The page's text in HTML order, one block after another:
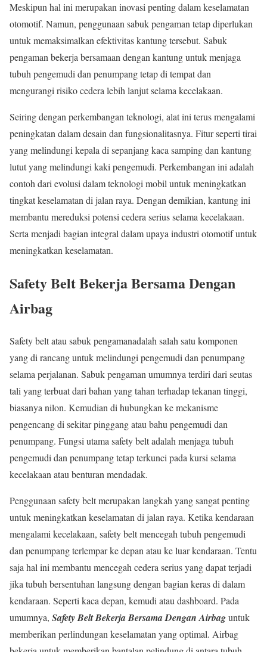
Meskipun hal ini merupakan inovasi penting dalam keselamatan
otomotif. Namun, penggunaan sabuk pengaman tetap diperlukan
untuk memaksimalkan efektivitas kantung tersebut. Sabuk
pengaman bekerja bersamaan dengan kantung untuk menjaga
tubuh pengemudi dan penumpang tetap di tempat dan
mengurangi risiko cedera lebih lanjut selama kecelakaan.
Seiring dengan perkembangan teknologi, alat ini terus mengalami
peningkatan dalam desain dan fungsionalitasnya. Fitur seperti tirai
yang melindungi kepala di sepanjang kaca samping dan kantung
lutut yang melindungi kaki pengemudi. Perkembangan ini adalah
contoh dari evolusi dalam teknologi mobil untuk meningkatkan
tingkat keselamatan di jalan raya. Dengan demikian, kantung ini
membantu mereduksi potensi cedera serius selama kecelakaan.
Serta menjadi bagian integral dalam upaya industri otomotif untuk
meningkatkan keselamatan.
Safety Belt Bekerja Bersama Dengan
Airbag
Safety belt atau sabuk pengamanadalah salah satu komponen
yang di rancang untuk melindungi pengemudi dan penumpang
selama perjalanan. Sabuk pengaman umumnya terdiri dari seutas
tali yang terbuat dari bahan yang tahan terhadap tekanan tinggi,
biasanya nilon. Kemudian di hubungkan ke mekanisme
pengencang di sekitar pinggang atau bahu pengemudi dan
penumpang. Fungsi utama safety belt adalah menjaga tubuh
pengemudi dan penumpang tetap terkunci pada kursi selama
kecelakaan atau benturan mendadak.
Penggunaan safety belt merupakan langkah yang sangat penting
untuk meningkatkan keselamatan di jalan raya. Ketika kendaraan
mengalami kecelakaan, safety belt mencegah tubuh pengemudi
dan penumpang terlempar ke depan atau ke luar kendaraan. Tentu
saja hal ini membantu mencegah cedera serius yang dapat terjadi
jika tubuh bersentuhan langsung dengan bagian keras di dalam
kendaraan. Seperti kaca depan, kemudi atau dashboard. Pada
umumnya, Safety Belt Bekerja Bersama Dengan Airbaguntuk
memberikan perlindungan keselamatan yang optimal. Airbag